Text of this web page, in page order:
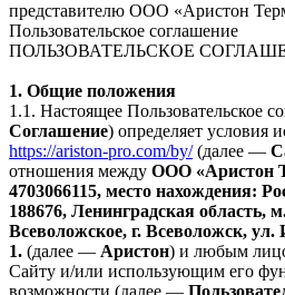
представителю ООО «Аристон
Пользовательское соглашение
ПОЛЬЗОВАТЕЛЬСКОЕ
1. Общие положения
1.1. Настоящее Пользовательское
Соглашение) определяет условия
https://ariston-pro.com/by/(далее —
отношения между ООО «Аристон
4703066115, место нахождения:
188676, Ленинградская область,
Всеволожское, г. Всеволожск, ул.
1. (далее — Аристон) и любым
Сайту и/или использующим его
возможности (далее —